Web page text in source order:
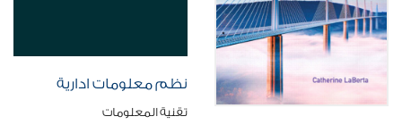
نظم معلومات ادارية
تقنية المعلومات